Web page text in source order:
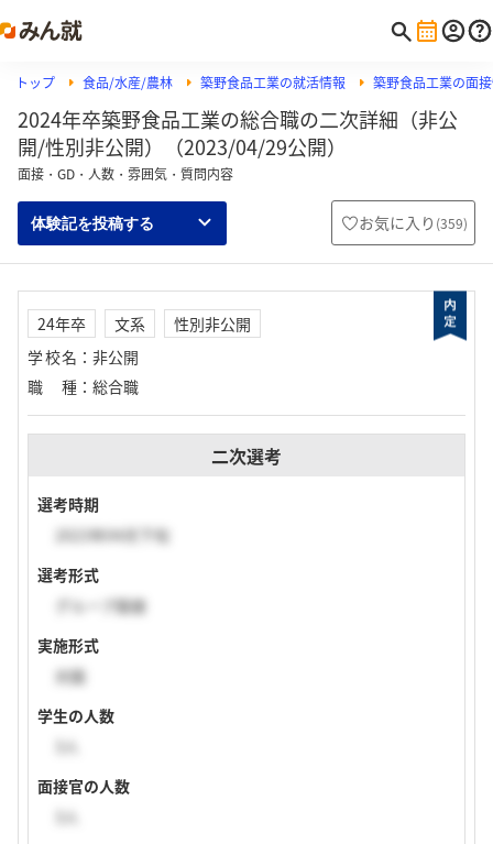
トップ 食品/水産/農林 築野食品工業の就活情報 築野食品工業の面
2024年卒築野食品工業の総合職の二次詳細（非公
開/性別非公開）（2023/04/29公開）
面接・GD・人数・雰囲気・質問内容
体験記を投稿する お気に入り (359)
24年卒 文系
性別非公開
学校名 ： 非公開
職種 ： 総合職
二次選考
選考時期
2023年04月下旬
選考形式
グループ面接
実施形式
対面
学生の人数
面接官の人数